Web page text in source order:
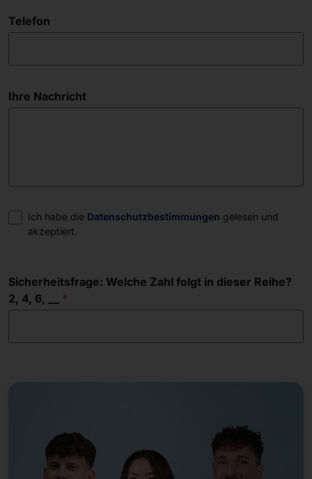
Telefon
Ihre Nachricht
Einwilligung
Ich habe die Datenschutzbestimmungen gelesen und
akzeptiert.
Sicherheitsfrage: Welche Zahl folgt in dieser Reihe?
2, 4, 6, __